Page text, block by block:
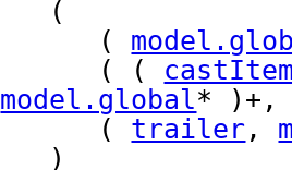
      (
      ( (
model.global* )+,
      (
trailer,